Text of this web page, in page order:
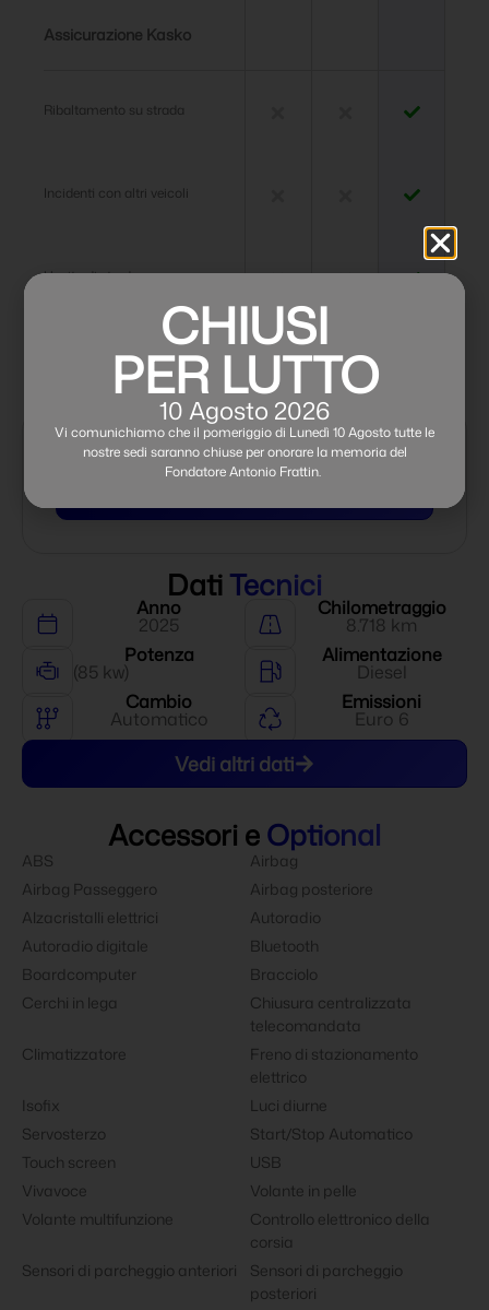
Assicurazione Kasko
Ribaltamento su strada
Incidenti con altri veicoli
Uscita di strada
Urti con ostacoli fissi e mobili
Permutala tua auto
DatiTecnici
Anno
2025
Chilometraggio
8.718 km
Potenza
(85 kw)
Alimentazione
Diesel
Cambio
Automatico
Emissioni
Euro 6
Vedi altri dati
Accessori eOptional
ABS
Airbag
Airbag Passeggero
Airbag posteriore
Alzacristalli elettrici
Autoradio
Autoradio digitale
Bluetooth
Boardcomputer
Bracciolo
Cerchi in lega
Chiusura centralizzata
telecomandata
Climatizzatore
Freno di stazionamento
elettrico
Isofix
Luci diurne
Servosterzo
Start/Stop Automatico
Touch screen
USB
Vivavoce
Volante in pelle
Volante multifunzione
Controllo elettronico della
corsia
Sensori di parcheggio anteriori
Sensori di parcheggio
posteriori
CHIUSI
PER LUTTO
10 Agosto 2026
Vi comunichiamo che il pomeriggio di Lunedì 10 Agosto tutte le
nostre sedi saranno chiuse per onorare la memoria del
Fondatore Antonio Frattin.